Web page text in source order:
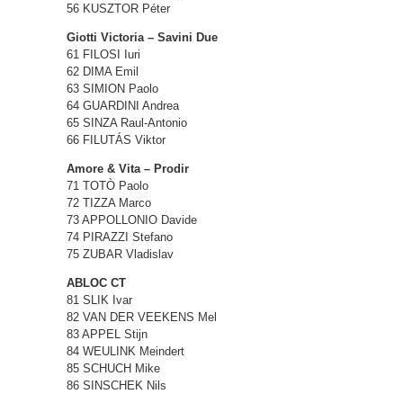
56 KUSZTOR Péter
Giotti Victoria – Savini Due
61 FILOSI Iuri
62 DIMA Emil
63 SIMION Paolo
64 GUARDINI Andrea
65 SINZA Raul-Antonio
66 FILUTÁS Viktor
Amore & Vita – Prodir
71 TOTÒ Paolo
72 TIZZA Marco
73 APPOLLONIO Davide
74 PIRAZZI Stefano
75 ZUBAR Vladislav
ABLOC CT
81 SLIK Ivar
82 VAN DER VEEKENS Mel
83 APPEL Stijn
84 WEULINK Meindert
85 SCHUCH Mike
86 SINSCHEK Nils